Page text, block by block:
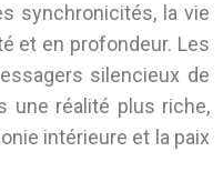
synchronicités, la vie
et en profondeur. Les
silencieux de
une réalité plus riche,
intérieure et la paix